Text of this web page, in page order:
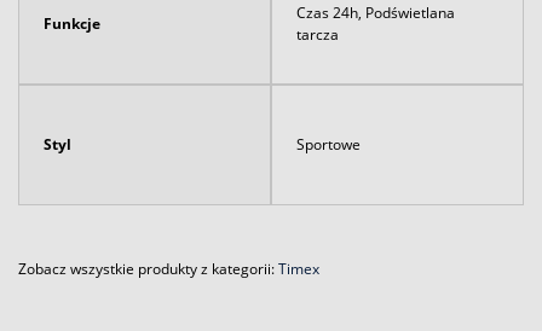
Funkcje
Czas 24h, Podświetlana
tarcza
Styl Sportowe
Zobacz wszystkie produkty z kategorii:Timex